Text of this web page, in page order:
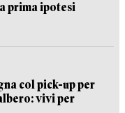
prima ipotesi
col pick-up per
vivi per